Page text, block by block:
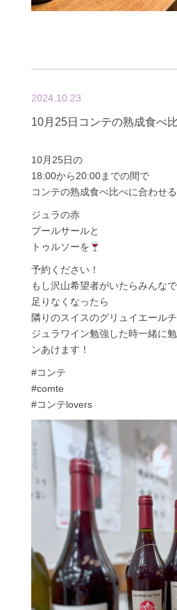
2024.10.23
10月25日コンテの熟成食べ
10月25日の
18:00から20:00までの間で
コンテの熟成食べ比べに合わせ
ジュラの赤
プールサールと
トゥルソーを
予約ください！
もし沢山希望者がいたらみんな
足りなくなったら
隣りのスイスのグリュイエール
ジュラワイン勉強した時一緒に
ンあけます！
#コンテ
#comte
#コンテlovers